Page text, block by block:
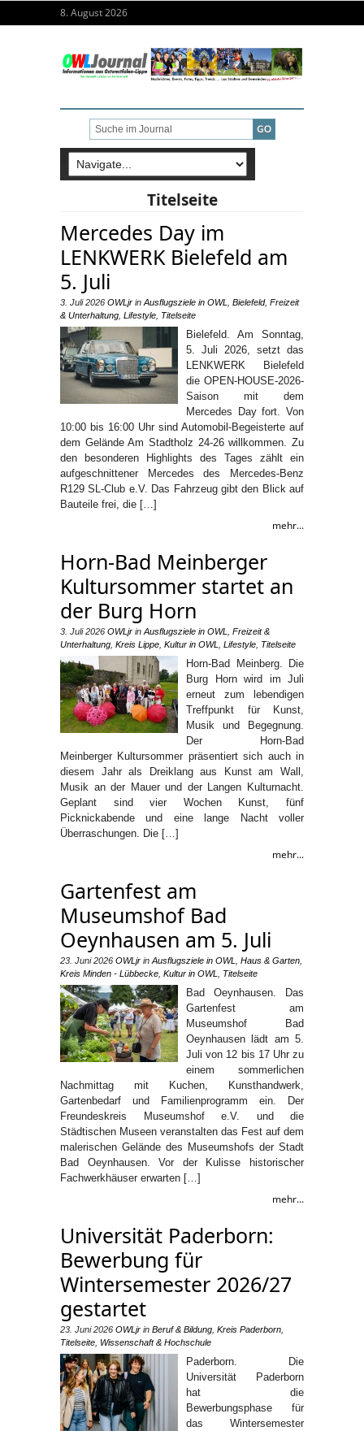
8. August 2026
Titelseite
Mercedes Day im
LENKWERK Bielefeld am
5. Juli
3. Juli 2026 OWLjr in Ausflugsziele in OWL Bielefeld, Freizeit
& Unterhaltung Lifestyle Titelseite
Bielefeld. Am Sonntag,
5. Juli 2026, setzt das
LENKWERK Bielefeld
die OPEN-HOUSE-2026-
Saison mit dem
Mercedes Day fort. Von
10:00 bis 16:00 Uhr sind Automobil-Begeisterte auf
dem Gelände Am Stadtholz 24-26 willkommen. Zu
den besonderen Highlights des Tages zählt ein
aufgeschnittener Mercedes des Mercedes-Benz
R129 SL-Club e.V. Das Fahrzeug gibt den Blick auf
Bauteile frei, die […]
mehr...
Horn-Bad Meinberger
Kultursommer startet an
der Burg Horn
3. Juli 2026 OWLjr in Ausflugsziele in OWL
Freizeit &
Unterhaltung Kreis Lippe Kultur in OWL Lifestyle Titelseite
Horn-Bad Meinberg. Die
Burg Horn wird im Juli
erneut zum lebendigen
Treffpunkt für Kunst,
Musik und Begegnung.
Der Horn-Bad
Meinberger Kultursommer präsentiert sich auch in
diesem Jahr als Dreiklang aus Kunst am Wall,
Musik an der Mauer und der Langen Kulturnacht.
Geplant sind vier Wochen Kunst, fünf
Picknickabende und eine lange Nacht voller
Überraschungen. Die […]
mehr...
Gartenfest am
Museumshof Bad
Oeynhausen am 5. Juli
23. Juni 2026 OWLjr in Ausflugsziele in OWL Haus & Garten
Kreis Minden - Lübbecke Kultur in OWL Titelseite
Bad Oeynhausen. Das
Gartenfest am
Museumshof Bad
Oeynhausen lädt am 5.
Juli von 12 bis 17 Uhr zu
einem sommerlichen
Nachmittag mit Kuchen, Kunsthandwerk,
Gartenbedarf und Familienprogramm ein. Der
Freundeskreis Museumshof e.V. und die
Städtischen Museen veranstalten das Fest auf dem
malerischen Gelände des Museumshofs der Stadt
Bad Oeynhausen. Vor der Kulisse historischer
Fachwerkhäuser erwarten […]
mehr...
Universität Paderborn:
Bewerbung für
Wintersemester 2026/27
gestartet
23. Juni 2026 OWLjr in Beruf & Bildung Kreis Paderborn
Titelseite Wissenschaft & Hochschule
Paderborn. Die
Universität Paderborn
hat die
Bewerbungsphase für
das Wintersemester